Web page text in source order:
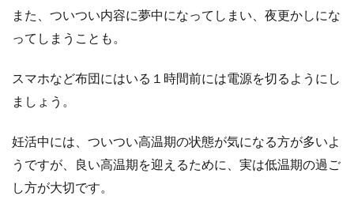
また、ついつい内容に夢中になってしまい、夜更かしにな
ってしまうことも。
スマホなど布団にはいる１時間前には電源を切るようにし
ましょう。
妊活中には、ついつい高温期の状態が気になる方が多いよ
うですが、良い高温期を迎えるために、実は低温期の過ご
し方が大切です。